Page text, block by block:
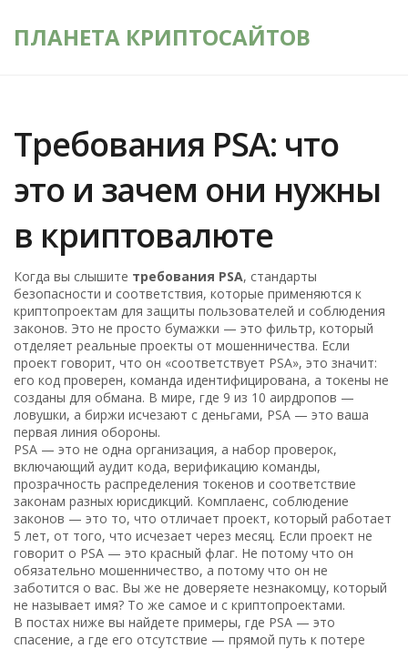
ПЛАНЕТА КРИПТОСАЙТОВ
Требования PSA: что
это и зачем они нужны
в криптовалюте
Когда вы слышите требования PSA, стандарты
безопасности и соответствия, которые применяются к
криптопроектам для защиты пользователей и соблюдения
законов. Это не просто бумажки — это фильтр, который
отделяет реальные проекты от мошенничества. Если
проект говорит, что он «соответствует PSA», это значит:
его код проверен, команда идентифицирована, а токены не
созданы для обмана. В мире, где 9 из 10 аирдропов —
ловушки, а биржи исчезают с деньгами, PSA — это ваша
первая линия обороны.
PSA — это не одна организация, анабор проверок,
включающий аудит кода, верификацию команды,
прозрачность распределения токенов и соответствие
законам разных юрисдикций. Комплаенс, соблюдение
законов — это то, что отличает проект, который работает
5 лет, от того, что исчезает через месяц. Если проект не
говорит о PSA — это красный флаг. Не потому что он
обязательно мошенничество, а потому что он не
заботится о вас. Вы же не доверяете незнакомцу, который
не называет имя? То же самое и с криптопроектами.
В постах ниже вы найдете примеры, где PSA — это
спасение, а где его отсутствие — прямой путь к потере